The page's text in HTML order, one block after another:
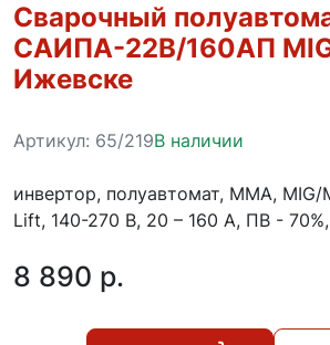
Сварочный
САИПА-22В/160АП MIG
Ижевске
Артикул: 65/219В наличии
инвертор, полуавтомат, MMA, MIG/
Lift, 140-270 В, 20 – 160 А, ПВ -
8 890 p.